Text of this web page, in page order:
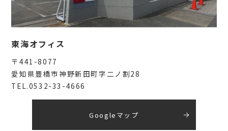
東海オフィス
〒441-8077
愛知県豊橋市神野新田町字二ノ割28
TEL.0532-33-4666
Googleマップ